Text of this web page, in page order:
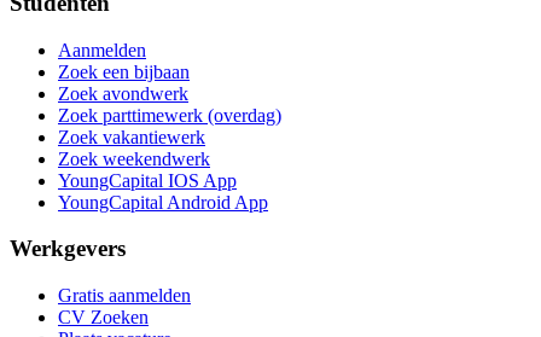
Aanmelden
Zoek een bijbaan
Zoek avondwerk
Zoek parttimewerk (overdag)
Zoek vakantiewerk
Zoek weekendwerk
YoungCapital IOS App
YoungCapital Android App
Werkgevers
Gratis aanmelden
CV Zoeken